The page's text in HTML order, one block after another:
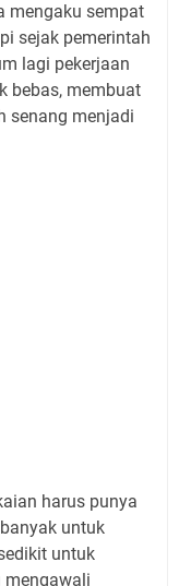
mengaku sempat
sejak pemerintah
lagi pekerjaan
bebas, membuat
senang menjadi
harus punya
untuk
untuk
mengawali